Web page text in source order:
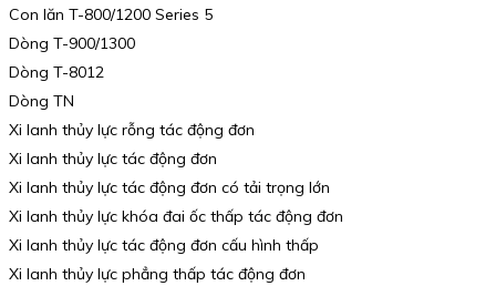
Con lăn T-800/1200 Series 5
Dòng T-900/1300
Dòng T-8012
Dòng TN
Xi lanh thủy lực rỗng tác động đơn
Xi lanh thủy lực tác động đơn
Xi lanh thủy lực tác động đơn có tải trọng lớn
Xi lanh thủy lực khóa đai ốc thấp tác động đơn
Xi lanh thủy lực tác động đơn cấu hình thấp
Xi lanh thủy lực phẳng thấp tác động đơn